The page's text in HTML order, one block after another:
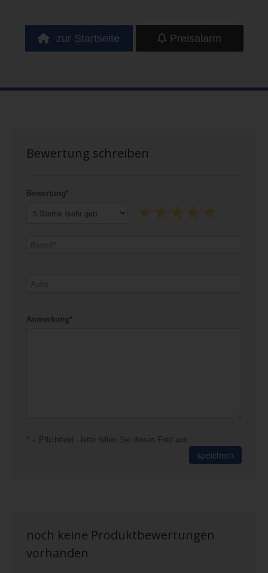
zur Startseite Preisalarm
Bewertung schreiben
Bewertung*
Anmerkung*
* = Pflichtfeld - bitte füllen Sie dieses Feld aus.
speichern
noch keine Produktbewertungen
vorhanden